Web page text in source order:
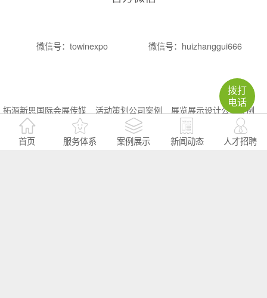
微信号：towinexpo 微信号：huizhanggui666
拓源新思国际会展传媒 活动策划公司案例
展览展示设计公司案例
活动执行启动签到多媒体
活动策划方案视界 会议室会议活动场地
首页 服务体系 案例展示 新闻动态 人才招聘
拨打
电话